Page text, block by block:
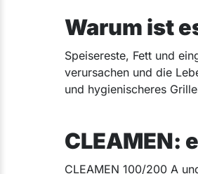
Warum ist
Speisereste, Fett und
verursachen und die
und hygienischeres
CLEAMEN:
CLEAMEN 100/200 A